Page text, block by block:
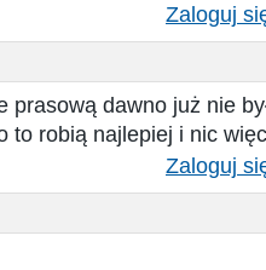
Zaloguj
dawno już nie
to robią najlepiej i nic
Zaloguj